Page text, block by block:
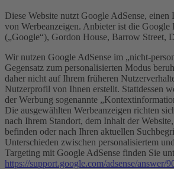
Diese Website nutzt Google AdSense,
von Werbeanzeigen. Anbieter ist die Google
(„Google“), Gordon House, Barrow Street,
Wir nutzen Google AdSense im „nicht-
Gegensatz zum personalisierten Modus
daher nicht auf Ihrem früheren
Nutzerprofil von Ihnen erstellt. Stattdessen
der Werbung sogenannte
Die ausgewählten Werbeanzeigen richten
nach Ihrem Standort, dem Inhalt der
befinden oder nach Ihren aktuellen
Unterschieden zwischen personalisiertem
Targeting mit Google AdSense finden Sie
https://support.google.com/adsense/answer/